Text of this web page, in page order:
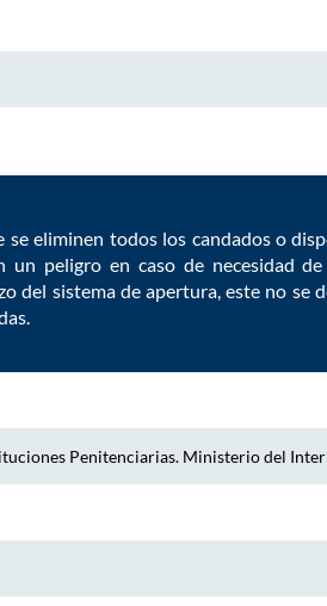
eliminen todos los candados o
un peligro en caso de necesidad
del sistema de apertura, este no se
Penitenciarias. Ministerio del